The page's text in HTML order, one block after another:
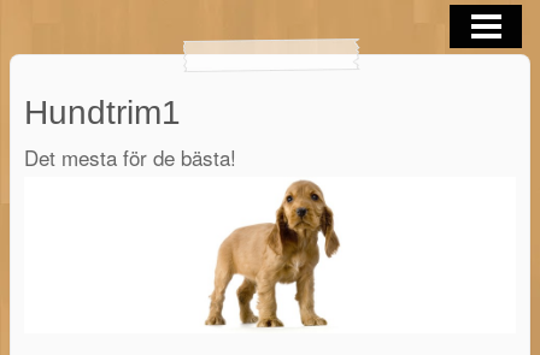
KURSER
Hundtrim1
Det mesta för de bästa!